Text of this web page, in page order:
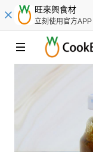
旺來興食材
立刻使用官方APP